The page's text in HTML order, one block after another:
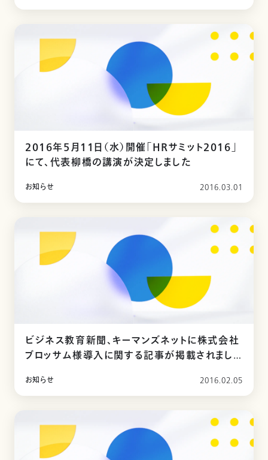
2016年5月11日（水）開催「HRサミット2016」
にて、代表柳橋の講演が決定しました
お知らせ 2016.03.01
ビジネス教育新聞、キーマンズネットに株式会社
ブロッサム様導入に関する記事が掲載されまし
お知らせ 2016.02.05